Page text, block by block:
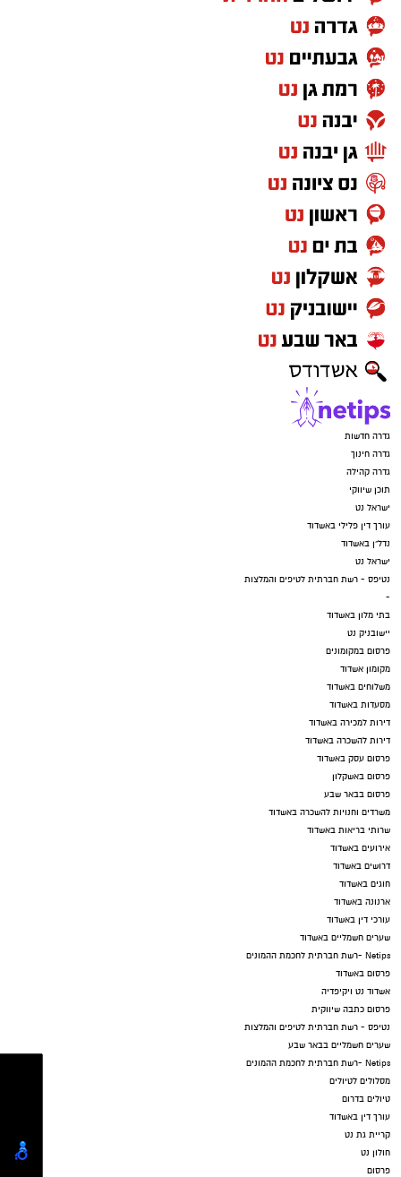
גדרה חדשות
גדרה חינוך
גדרה קהילה
תוכן שיווקי
ישראל נט
עורך דין פלילי באשדוד
נדל"ן באשדוד
ישראל נט
נטיפס - רשת חברתית לטיפים והמלצות
-
בתי מלון באשדוד
יישובניק נט
פרסום במקומונים
מקומון אשדוד
משלוחים באשדוד
מסעדות באשדוד
דירות למכירה באשדוד
דירות להשכרה באשדוד
פרסום עסק באשדוד
פרסום באשקלון
פרסום בבאר שבע
משרדים וחנויות להשכרה באשדוד
שרותי בריאות באשדוד
אירועים באשדוד
דרושים באשדוד
חוגים באשדוד
ארנונה באשדוד
עורכי דין באשדוד
שערים חשמליים באשדוד
Netips -רשת חברתית לחכמת ההמונים
פרסום באשדוד
אשדוד נט ויקיפדיה
פרסום כתבה שיווקית
נטיפס - רשת חברתית לטיפים והמלצות
שערים חשמליים בבאר שבע
Netips -רשת חברתית לחכמת ההמונים
מסלולים לטיולים
טיולים בדרום
עורך דין באשדוד
קריית גת נט
חולון נט
פרסום